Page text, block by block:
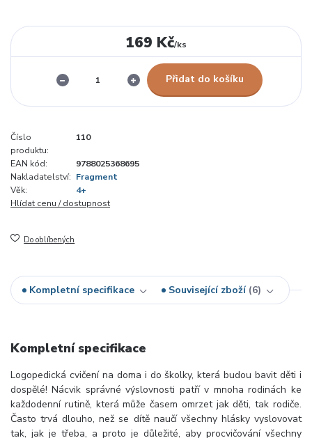
169 Kč/ks
Přidat do košíku
Číslo
produktu:
110
EAN kód:
9788025368695
Nakladatelství: Fragment
Věk:
4+
Hlídat cenu / dostupnost
Do oblíbených
Kompletní specifikace Související zboží 6
Kompletní specifikace
Logopedická cvičení na doma i do školky, která budou bavit děti i
dospělé! Nácvik správné výslovnosti patří v mnoha rodinách ke
každodenní rutině, která může časem omrzet jak děti, tak rodiče.
Často trvá dlouho, než se dítě naučí všechny hlásky vyslovovat
tak, jak je třeba, a proto je důležité, aby procvičování všechny